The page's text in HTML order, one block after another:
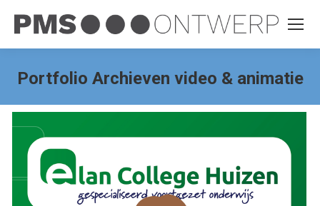
Portfolio Archieven video & animatie